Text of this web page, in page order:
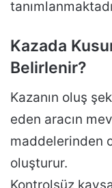
Kazada
Belirlenir?
Kazanın oluş
eden aracın
maddelerinden
oluşturur.